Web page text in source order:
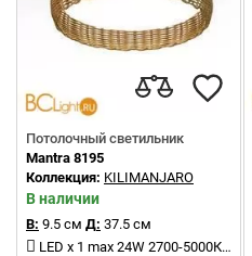
Потолочный светильник
Mantra 8195
Коллекция: KILIMANJARO
В наличии
В: 9.5 см Д: 37.5 см
LED x 1 max 24W 2700-5000КK 1700Lm